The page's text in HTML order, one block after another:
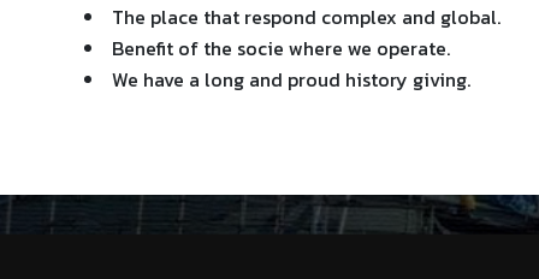
The place that respond complex and global.
Benefit of the socie where we operate.
We have a long and proud history giving.